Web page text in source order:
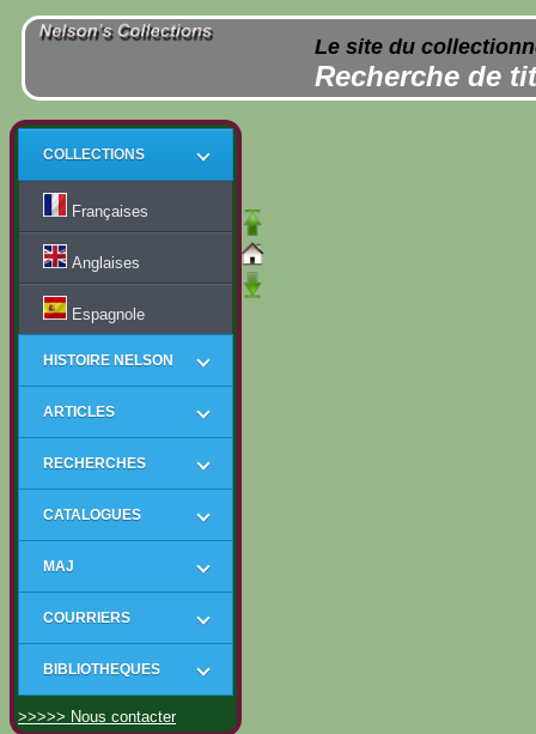
Le site du
Recherche de
COLLECTIONS
Françaises
Anglaises
Espagnole
HISTOIRE NELSON
ARTICLES
RECHERCHES
CATALOGUES
MAJ
COURRIERS
BIBLIOTHEQUES
>>>>> Nous contacter